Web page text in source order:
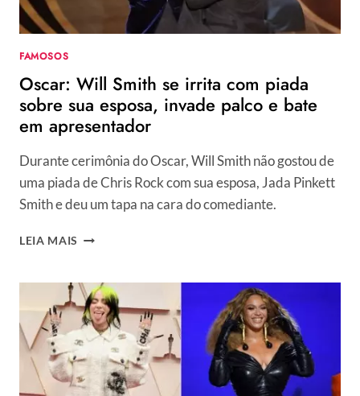
FAMOSOS
Oscar: Will Smith se irrita com piada
sobre sua esposa, invade palco e bate
em apresentador
Durante cerimônia do Oscar, Will Smith não gostou de
uma piada de Chris Rock com sua esposa, Jada Pinkett
Smith e deu um tapa na cara do comediante.
LEIA MAIS OSCAR:
SE
IRRITA
COM
PIADA
SOBRE
ESPOSA,